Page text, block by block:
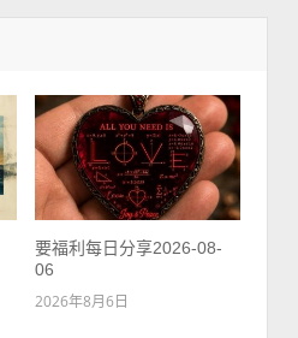
要福利每日分享2026-08-
06
2026年8月6日